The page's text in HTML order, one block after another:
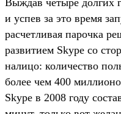
Выждав четыре долгих
и успев за это время
расчетливая парочка
развитием Skype со
налицо: количество
более чем 400
Skype в 2008 году